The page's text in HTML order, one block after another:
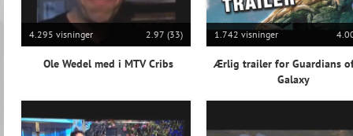
4.295 visninger 2.97 (33)
Ole Wedel med i MTV Cribs
1.742 visninger
Ærlig trailer for Guardians
Galaxy